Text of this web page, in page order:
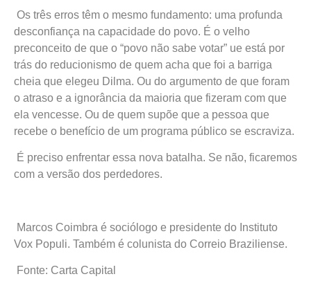
Os três erros têm o mesmo fundamento: uma profunda
desconfiança na capacidade do povo. É o velho
preconceito de que o “povo não sabe votar” ue está por
trás do reducionismo de quem acha que foi a barriga
cheia que elegeu Dilma. Ou do argumento de que foram
o atraso e a ignorância da maioria que fizeram com que
ela vencesse. Ou de quem supõe que a pessoa que
recebe o benefício de um programa público se escraviza.
É preciso enfrentar essa nova batalha. Se não, ficaremos
com a versão dos perdedores.
Marcos Coimbra é sociólogo e presidente do Instituto
Vox Populi. Também é colunista do Correio Braziliense.
Fonte: Carta Capital